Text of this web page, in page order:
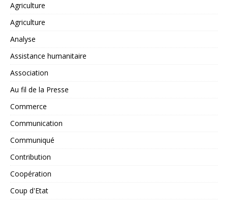
Agriculture
Agriculture
Analyse
Assistance humanitaire
Association
Au fil de la Presse
Commerce
Communication
Communiqué
Contribution
Coopération
Coup d'Etat